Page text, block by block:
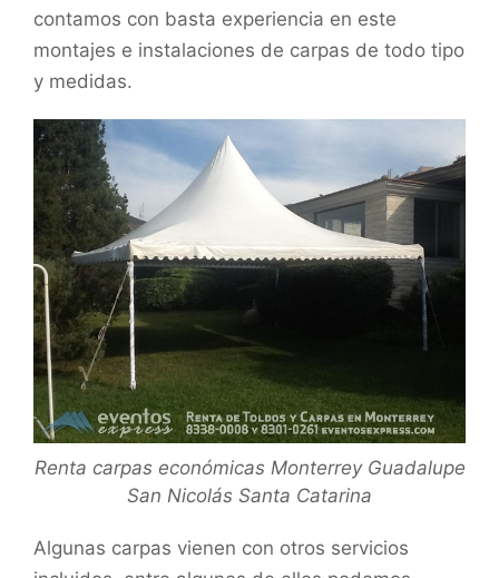
contamos con basta experiencia en este
montajes e instalaciones de carpas de todo tipo
y medidas.
Renta carpas económicas Monterrey Guadalupe
San Nicolás Santa Catarina
Algunas carpas vienen con otros servicios